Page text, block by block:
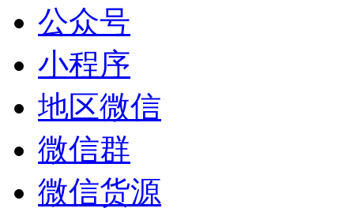
公众号
小程序
地区微信
微信群
微信货源